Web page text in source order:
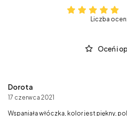
Liczba ocen:
Oceń i
Dorota
17 czerwca 2021
Wspaniała włóczka, kolor jest piękny,